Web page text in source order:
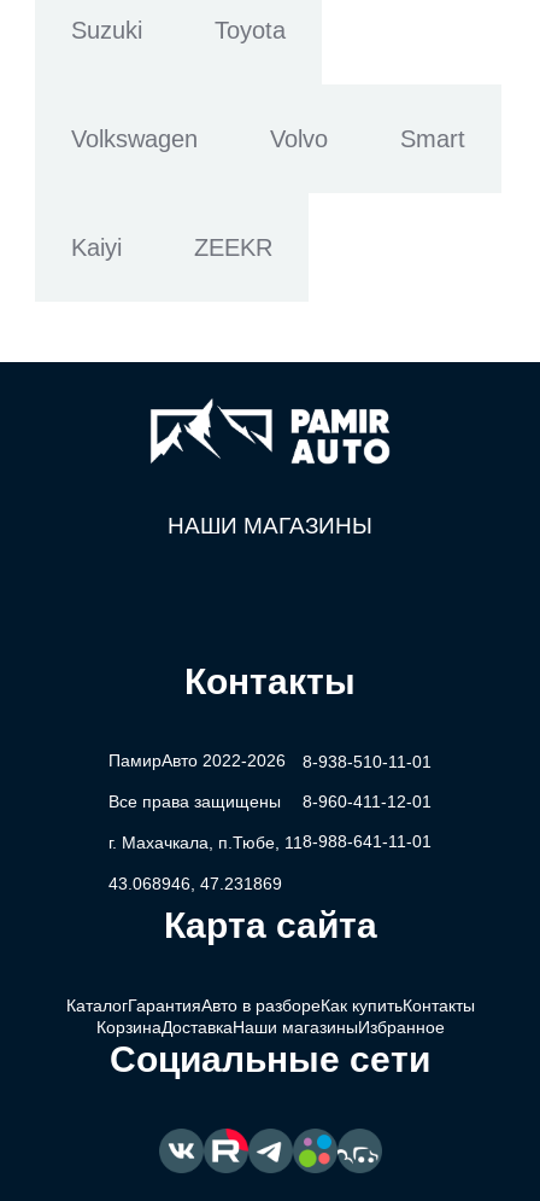
Suzuki Toyota
Volkswagen Volvo Smart
Kaiyi ZEEKR
НАШИ МАГАЗИНЫ
Контакты
ПамирАвто 2022-2026
Все права защищены
г. Махачкала, п.Тюбе, 11
43.068946, 47.231869
8-938-510-11-01
8-960-411-12-01
8-988-641-11-01
Карта сайта
КаталогГарантияАвто в разбореКак купитьКонтакты
КорзинаДоставкаНаши магазиныИзбранное
Социальные сети